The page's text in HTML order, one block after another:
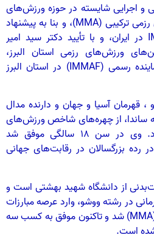
و اجرایی شایسته در حوزه ورزش‌های
رزمی، به‌ویژه در رشته هنرهای رزمی ترکیبی (MMA)، و بنا به پیشنهاد
مجید علی‌نژاد، رئیس IMMAF در ایران، و با تأیید دکتر سید امیر
ورزش‌های رزمی استان البرز،
حمیدرضا قلی‌پور به عنوان نماینده رسمی (IMMAF) در استان البرز
، قهرمان آسیا و جهان و دارنده مدال
ساندا، از چهره‌های شاخص ورزش‌های
رزمی کشور محسوب می‌شود. وی در سن ۱۸ سالگی موفق شد
رده بزرگسالان در رقابت‌های جهانی
از دانشگاه شهید بهشتی است و
در رشته ووشو، وارد عرصه مبارزات
حرفه‌ای هنرهای رزمی ترکیبی (MMA) شد و تاکنون موفق به کسب سه
شده است.